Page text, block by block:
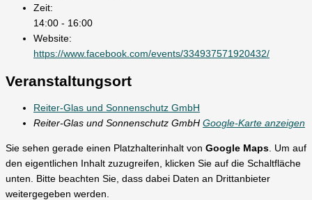
Zeit:
14:00 - 16:00
Website:
https://www.facebook.com/events/334937571920432/
Veranstaltungsort
Reiter-Glas und Sonnenschutz GmbH
Reiter-Glas und Sonnenschutz GmbH Google-Karte anzeigen
Sie sehen gerade einen Platzhalterinhalt von Google Maps . Um auf
den eigentlichen Inhalt zuzugreifen, klicken Sie auf die Schaltfläche
unten. Bitte beachten Sie, dass dabei Daten an Drittanbieter
weitergegeben werden.